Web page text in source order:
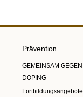
Prävention
GEMEINSAM GEGEN
DOPING
Fortbildungsangebote